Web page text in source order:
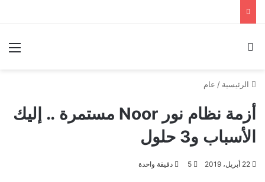
الرئيسية / عام
أزمة نظام نور Noor مستمرة .. إليك
الأسباب و3 حلول
22 أبريل، 2019 5 دقيقة واحدة